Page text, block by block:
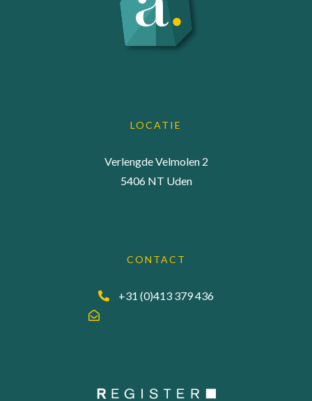
LOCATIE
Verlengde Velmolen 2
5406 NT Uden
CONTACT
+31 (0)413 379 436